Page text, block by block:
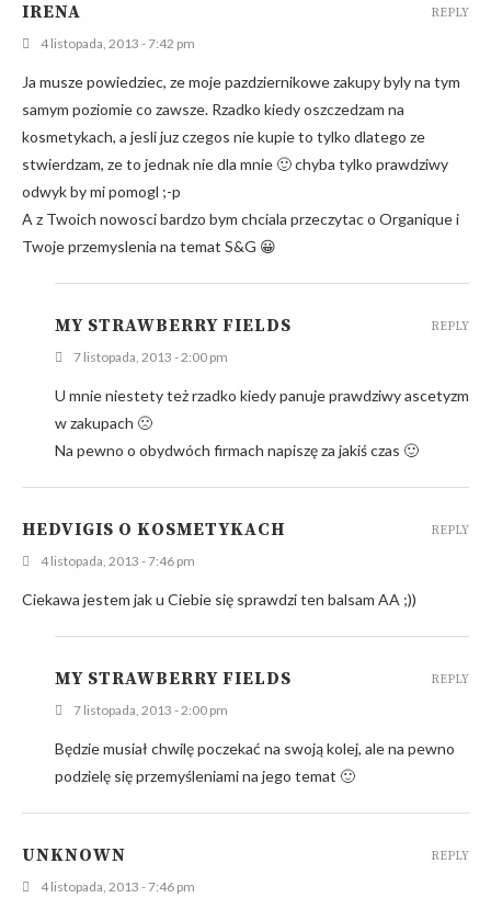
IRENA
4 listopada, 2013 - 7:42 pm
Ja musze powiedziec, ze moje pazdziernikowe zakupy byly na tym
samym poziomie co zawsze. Rzadko kiedy oszczedzam na
kosmetykach, a jesli juz czegos nie kupie to tylko dlatego ze
stwierdzam, ze to jednak nie dla mnie 🙂 chyba tylko prawdziwy
odwyk by mi pomogl ;-p
A z Twoich nowosci bardzo bym chciala przeczytac o Organique i
Twoje przemyslenia na temat S&G 😀
REPLY
MY STRAWBERRY FIELDS
7 listopada, 2013 - 2:00 pm
U mnie niestety też rzadko kiedy panuje prawdziwy ascetyzm
w zakupach 🙁
Na pewno o obydwóch firmach napiszę za jakiś czas 🙂
REPLY
HEDVIGIS O KOSMETYKACH
4 listopada, 2013 - 7:46 pm
Ciekawa jestem jak u Ciebie się sprawdzi ten balsam AA ;))
REPLY
MY STRAWBERRY FIELDS
7 listopada, 2013 - 2:00 pm
Będzie musiał chwilę poczekać na swoją kolej, ale na pewno
podzielę się przemyśleniami na jego temat 🙂
REPLY
UNKNOWN
4 listopada, 2013 - 7:46 pm
REPLY